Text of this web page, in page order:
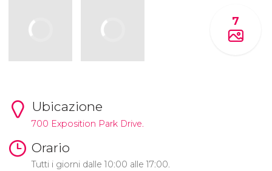
7
Ubicazione
700 Exposition Park Drive.
Orario
Tutti i giorni dalle 10:00 alle 17:00.